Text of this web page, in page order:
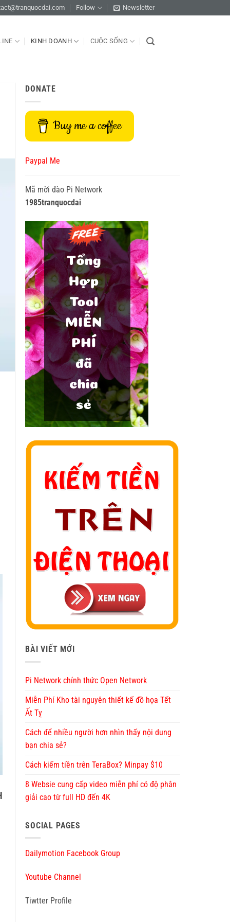
Follow Newsletter
KINH DOANH CUỘC SỐNG
DONATE
Buy me a coffee
Paypal Me
Mã mời đào Pi Network
1985tranquocdai
BÀI VIẾT MỚI
Pi Network chính thức Open Network
Miễn Phí Kho tài nguyên thiết kế đồ họa Tết
Ất Tỵ
Cách để nhiều người hơn nhìn thấy nội dung
bạn chia sẻ?
Cách kiếm tiền trên TeraBox? Minpay $10
8 Websie cung cấp video miễn phí có độ phân
giải cao từ full HD đến 4K
SOCIAL PAGES
Dailymotion Facebook Group
Youtube Channel
Tiwtter Profile